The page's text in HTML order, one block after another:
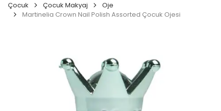
Çocuk Çocuk Makyaj
Oje
Martinelia Crown Nail Polish Assorted Çocuk Ojesi